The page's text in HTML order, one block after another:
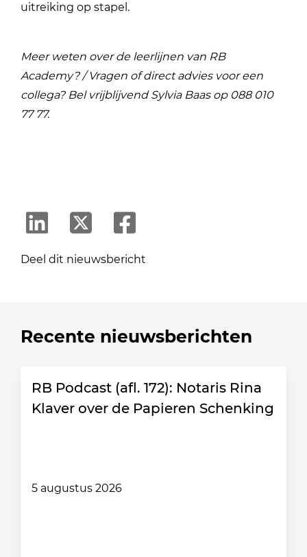
uitreiking op stapel.
Meer weten over de leerlijnen van RB
Academy? / Vragen of direct advies voor een
collega? Bel vrijblijvend Sylvia Baas op 088 010
77 77.
Deel dit nieuwsbericht
Recente nieuwsberichten
RB Podcast (afl. 172): Notaris Rina
Klaver over de Papieren Schenking
5 augustus 2026